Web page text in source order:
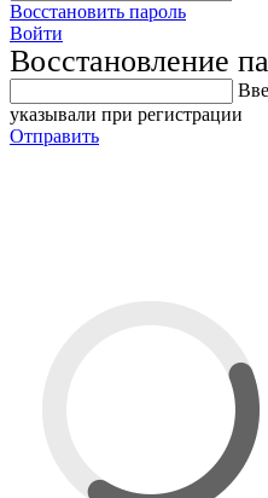
Восстановить пароль
Войти
Восстановление
указывали при регистрации
Отправить